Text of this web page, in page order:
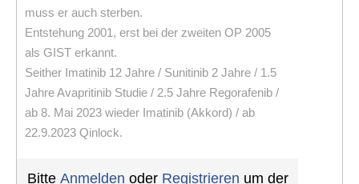
muss er auch sterben.
Entstehung 2001, erst bei der zweiten OP 2005
als GIST erkannt.
Seither Imatinib 12 Jahre / Sunitinib 2 Jahre / 1.5
Jahre Avapritinib Studie / 2.5 Jahre Regorafenib /
ab 8. Mai 2023 wieder Imatinib (Akkord) / ab
22.9.2023 Qinlock.
Bitte Anmelden oder Registrieren um der